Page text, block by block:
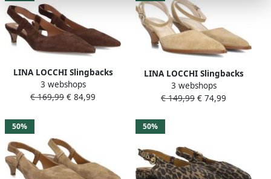
LINA LOCCHI Slingbacks
Dames Az131 Maat: 42
Materiaal: Suède Kleur:
3 webshops
€ 169,99 € 84,99
LINA LOCCHI Slingbacks
Dames Az41 Maat: 39
Materiaal: Suède Kleur:
3 webshops
€ 149,99 € 74,99
50% 50%